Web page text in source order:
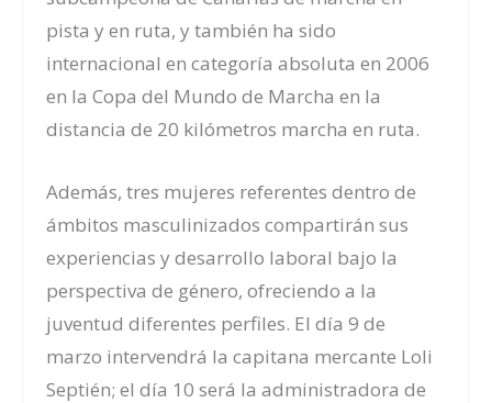
pista y en ruta, y también ha sido
internacional en categoría absoluta en 2006
en la Copa del Mundo de Marcha en la
distancia de 20 kilómetros marcha en ruta.
Además, tres mujeres referentes dentro de
ámbitos masculinizados compartirán sus
experiencias y desarrollo laboral bajo la
perspectiva de género,ofreciendo a la
juventud diferentes perfiles. El día 9 de
marzo intervendrá la capitana mercante Loli
Septién; el día 10 será la administradora de